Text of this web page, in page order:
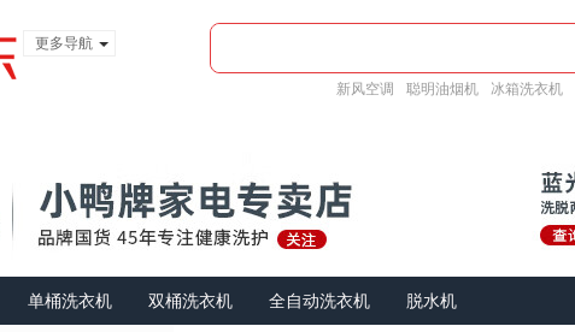
更多导航
新风空调 聪明油烟机 冰箱洗衣机
单桶洗衣机 双桶洗衣机 全自动洗衣机 脱水机